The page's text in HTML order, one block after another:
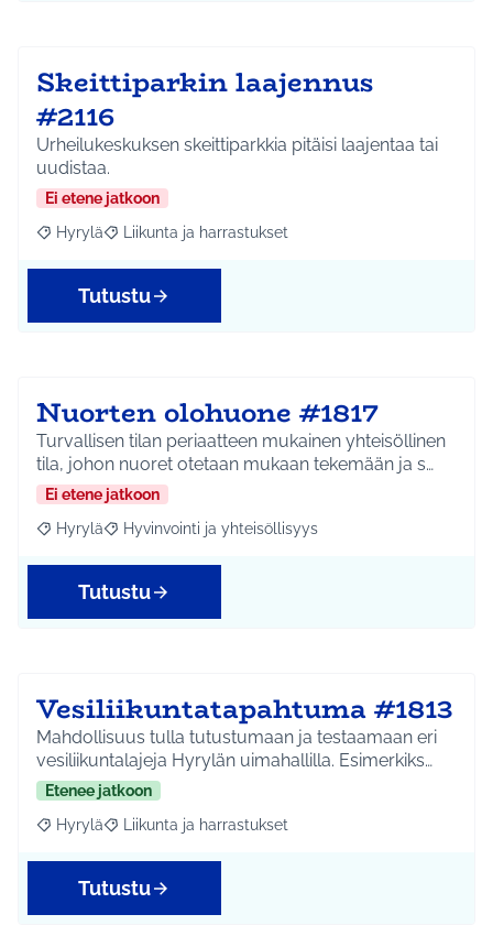
Skeittiparkin laajennus
#2116
Urheilukeskuksen skeittiparkkia pitäisi laajentaa tai
uudistaa.
Ei etene jatkoon
Rajaa tulokset aihepiirin mukaan: Hyrylä
Hyrylä Rajaa tulokset teeman mukaan: Liikunta ja
Liikunta ja harrastukset
Tutustu
Nuorten olohuone #1817
Turvallisen tilan periaatteen mukainen yhteisöllinen
tila, johon nuoret otetaan mukaan tekemään ja s…
Ei etene jatkoon
Rajaa tulokset aihepiirin mukaan: Hyrylä
Hyrylä Rajaa tulokset teeman mukaan: Hyvinvointi ja
Hyvinvointi ja yhteisöllisyys
Tutustu
Vesiliikuntatapahtuma #1813
Mahdollisuus tulla tutustumaan ja testaamaan eri
vesiliikuntalajeja Hyrylän uimahallilla. Esimerkiks…
Etenee jatkoon
Rajaa tulokset aihepiirin mukaan: Hyrylä
Hyrylä Rajaa tulokset teeman mukaan: Liikunta ja
Liikunta ja harrastukset
Tutustu